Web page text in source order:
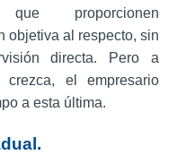
proporcionen
objetiva al respecto, sin
directa. Pero a
el empresario
a esta última.